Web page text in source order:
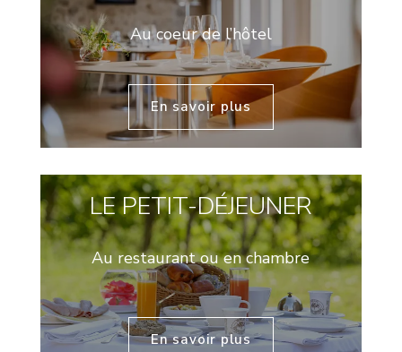
Au coeur de l’hôtel
En savoir plus
LE PETIT-DÉJEUNER
Au restaurant ou en chambre
En savoir plus